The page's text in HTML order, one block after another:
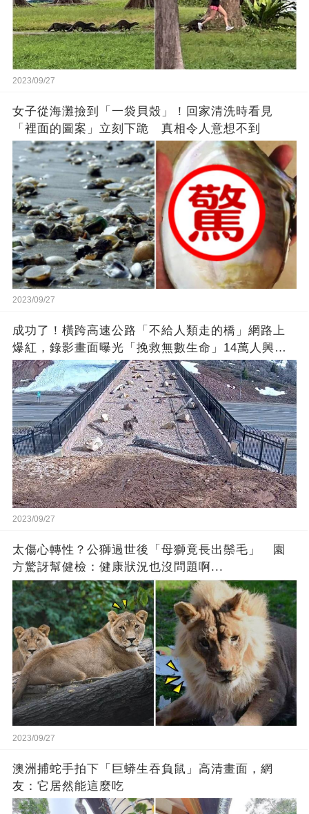
2023/09/27
女子從海灘撿到「一袋貝殼」！回家清洗時看見
「裡面的圖案」立刻下跪 真相令人意想不到
2023/09/27
成功了！橫跨高速公路「不給人類走的橋」網路上
爆紅，錄影畫面曝光「挽救無數生命」14萬人興奮
歡呼
2023/09/27
太傷心轉性？公獅過世後「母獅竟長出鬃毛」 園
方驚訝幫健檢：健康狀況也沒問題啊...
2023/09/27
澳洲捕蛇手拍下「巨蟒生吞負鼠」高清畫面，網
友：它居然能這麼吃